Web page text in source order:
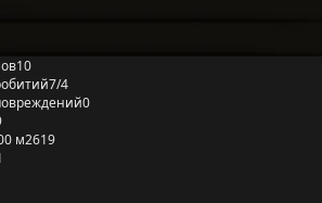
10
7/4
0
м2619